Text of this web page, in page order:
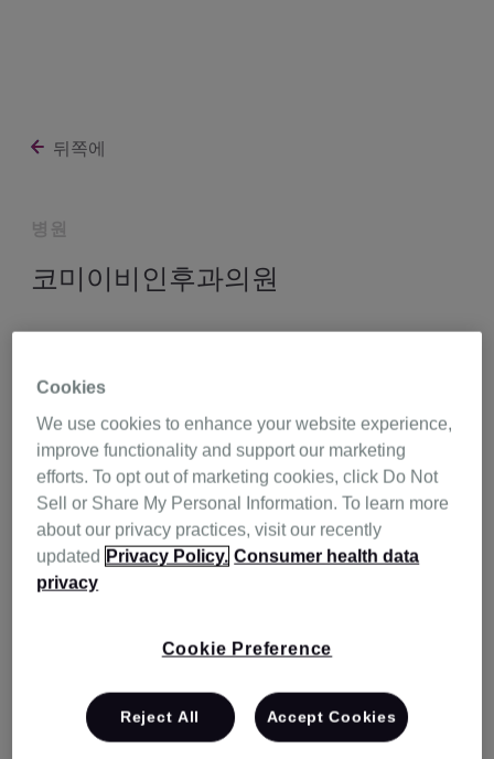
뒤쪽에
병원
코미이비인후과의원
경기도 12909
031-792-6987 길 찾기
Cookies
We use cookies to enhance your website experience,
improve functionality and support our marketing
efforts. To opt out of marketing cookies, click Do Not
Sell or Share My Personal Information. To learn more
about our privacy practices, visit our recently
updated Privacy Policy. Consumer health data
privacy
Cookie Preference
Reject All Accept Cookies